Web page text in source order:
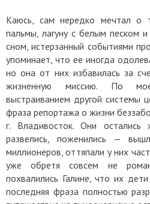
Каюсь, сам нередко мечтал о
пальмы, лагуну с белым песком
сном, истерзанный событиями
упоминает, что ее иногда
но она от них избавилась за
жизненную миссию. По
выстраиванием другой системы
фраза репортажа о жизни
г. Владивосток. Они
развелись, поженились —
миллионеров, оттяпали у них
уже обретя совсем не
похвалились Галине, что их
последняя фраза полностью